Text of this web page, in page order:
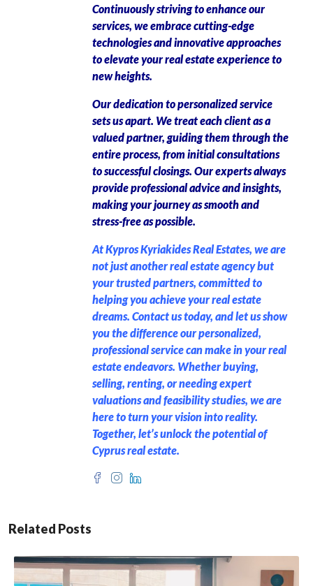
Continuously striving to enhance our
services, we embrace cutting-edge
technologies and innovative approaches
to elevate your real estate experience to
new heights.
Our dedication to personalized service
sets us apart. We treat each client as a
valued partner, guiding them through the
entire process, from initial consultations
to successful closings. Our experts always
provide professional advice and insights,
making your journey as smooth and
stress-free as possible.
At Kypros Kyriakides Real Estates, we are
not just another real estate agency but
your trusted partners, committed to
helping you achieve your real estate
dreams. Contact us today, and let us show
you the difference our personalized,
professional service can make in your real
estate endeavors. Whether buying,
selling, renting, or needing expert
valuations and feasibility studies, we are
here to turn your vision into reality.
Together, let’s unlock the potential of
Cyprus real estate.
Related Posts